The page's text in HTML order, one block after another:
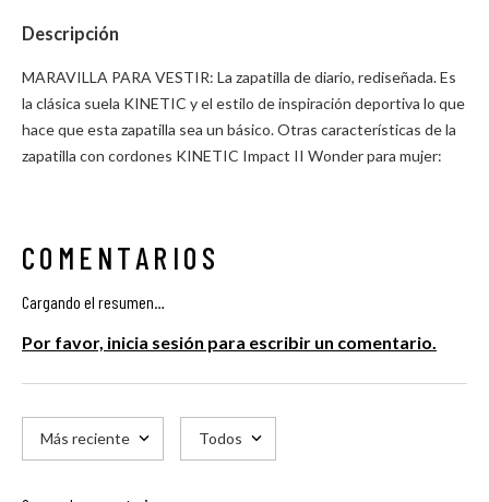
Descripción
MARAVILLA PARA VESTIR: La zapatilla de diario, rediseñada. Es
la clásica suela KINETIC y el estilo de inspiración deportiva lo que
hace que esta zapatilla sea un básico. Otras características de la
zapatilla con cordones KINETIC Impact II Wonder para mujer:
COMENTARIOS
Cargando el resumen…
Por favor, inicia sesión para escribir un comentario.
Más reciente Todos